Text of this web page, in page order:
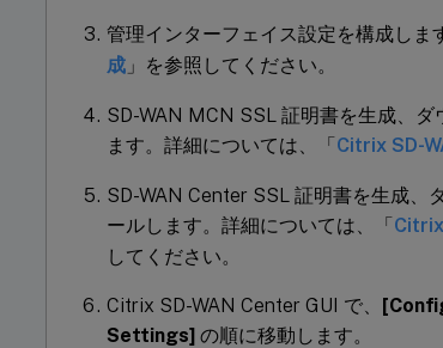
管理インターフェイス設定を構成しま
成 」を参照してください。
SD-WAN MCN SSL 証明書を生成、
ます。詳細については、「Citrix SD-
SD-WAN Center SSL 証明書を生成、
ールします。詳細については、「
してください。
Citrix SD-WAN Center GUI で、
Settings] の順に移動します。